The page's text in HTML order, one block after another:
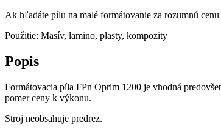
Ak hľadáte pílu na malé formátovanie za rozumnú
Použitie: Masív, lamino, plasty, kompozity
Popis
Formátovacia píla FPn Oprim 1200 je vhodná
pomer ceny k výkonu.
Stroj neobsahuje predrez.